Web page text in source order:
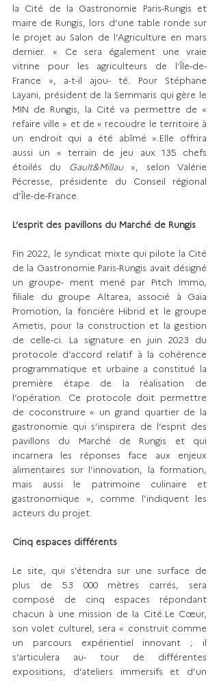
la Cité de la Gastronomie Paris-Rungis et
maire de Rungis, lors d’une table ronde sur
le projet au Salon de l’Agriculture en mars
dernier. « Ce sera également une vraie
vitrine pour les agriculteurs de l’Île-de-
France », a-t-il ajou- té. Pour Stéphane
Layani, président de la Semmaris qui gère le
MIN de Rungis, la Cité va permettre de «
refaire ville » et de « recoudre le territoire à
un endroit qui a été abîmé ».Elle offrira
aussi un « terrain de jeu aux 135 chefs
étoilés du Gault&Millau », selon Valérie
Pécresse, présidente du Conseil régional
d’Île-de-France.
L’esprit des pavillons du Marché de Rungis
Fin 2022, le syndicat mixte qui pilote la Cité
de la Gastronomie Paris-Rungis avait désigné
un groupe- ment mené par Pitch Immo,
filiale du groupe Altarea, associé à Gaïa
Promotion, la foncière Hibrid et le groupe
Ametis, pour la construction et la gestion
de celle-ci. La signature en juin 2023 du
protocole d’accord relatif à la cohérence
programmatique et urbaine a constitué la
première étape de la réalisation de
l’opération. Ce protocole doit permettre
de coconstruire « un grand quartier de la
gastronomie qui s’inspirera de l’esprit des
pavillons du Marché de Rungis et qui
incarnera les réponses face aux enjeux
alimentaires sur l’innovation, la formation,
mais aussi le patrimoine culinaire et
gastronomique », comme l’indiquent les
acteurs du projet.
Cinq espaces différents
Le site, qui s’étendra sur une surface de
plus de 53 000 mètres carrés, sera
composé de cinq espaces répondant
chacun à une mission de la Cité.Le Cœur,
son volet culturel, sera « construit comme
un parcours expérientiel innovant ; il
s’articulera au- tour de différentes
expositions, d’ateliers immersifs et d’un